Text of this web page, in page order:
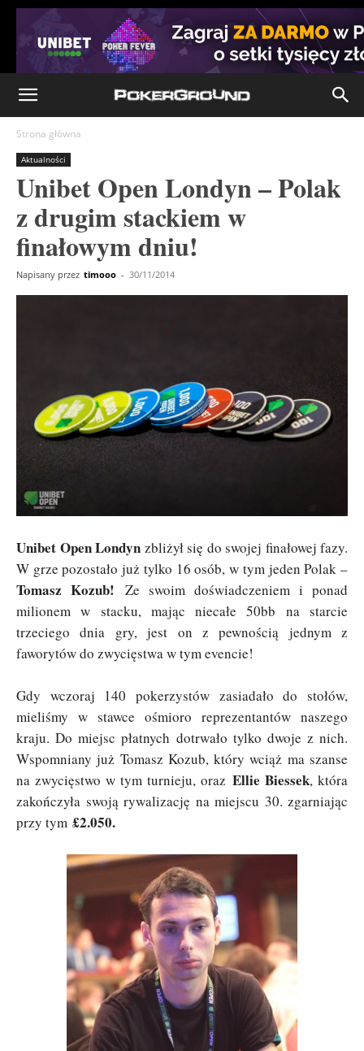
Strona główna
Aktualności
Unibet Open Londyn – Polak
z drugim stackiem w
finałowym dniu!
Napisany przez timooo - 30/11/2014
Unibet Open Londyn zbliżył się do swojej finałowej fazy.
W grze pozostało już tylko 16 osób, w tym jeden Polak –
Tomasz Kozub! Ze swoim doświadczeniem i ponad
milionem w stacku, mając niecałe 50bb na starcie
trzeciego dnia gry, jest on z pewnością jednym z
faworytów do zwycięstwa w tym evencie!
Gdy wczoraj 140 pokerzystów zasiadało do stołów,
mieliśmy w stawce ośmioro reprezentantów naszego
kraju. Do miejsc płatnych dotrwało tylko dwoje z nich.
Wspomniany już Tomasz Kozub, który wciąż ma szanse
na zwycięstwo w tym turnieju, oraz Ellie Biessek, która
zakończyła swoją rywalizację na miejscu 30. zgarniając
przy tym £2.050.